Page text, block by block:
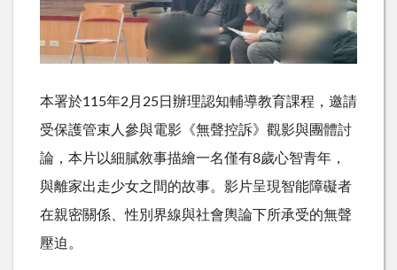
本署於115年2 月 25日辦理認知輔導教育課程，邀請
受保護管束人參與電影《無聲控訴》觀影與團體討
論，本片以細膩敘事描繪一名僅有8歲心智青年，
與離家出走少女之間的故事。影片呈現智能障礙者
在親密關係、性別界線與社會輿論下所承受的無聲
壓迫。